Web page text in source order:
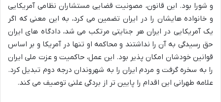
و شورا بود. این قانون، مصونیت قضایی مستشاران نظامی آمریکایی
و خانواده هایشان را در ایران تضمین می کرد، به این معنی که اگر
یک آمریکایی در ایران هر جنایتی مرتکب می شد، دادگاه های ایران
حق رسیدگی به آن را نداشتند و محاکمه او تنها در آمریکا و بر اساس
قوانین خودشان امکان پذیر بود. این عمل، حاکمیت و عزت ملی ایران
را به سخره گرفت و مردم ایران را به شهروندان درجه دوم تبدیل کرد.
علامه طهرانی این اقدام را پایین تر از بردگی علنی توصیف می کند.